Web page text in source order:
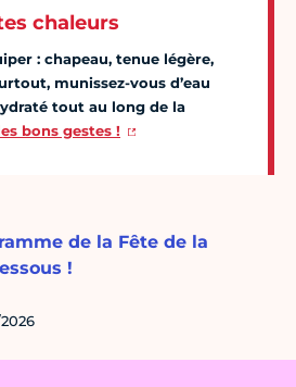
chaleurs
: chapeau, tenue légère,
munissez-vous d’eau
tout au long de la
bons gestes !
de la Fête de la
!